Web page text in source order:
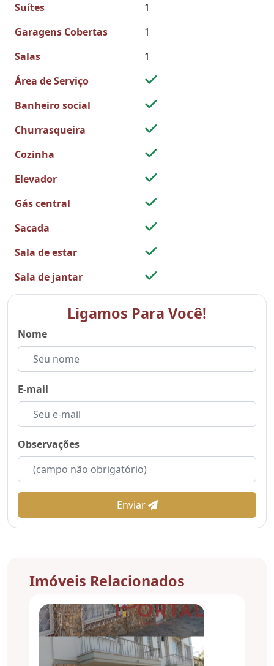
Suítes
1
Garagens Cobertas
1
Salas
1
Área de Serviço
Banheiro social
Churrasqueira
Cozinha
Elevador
Gás central
Sacada
Sala de estar
Sala de jantar
Ligamos Para Você!
Nome
E-mail
Observações
Enviar
Imóveis Relacionados